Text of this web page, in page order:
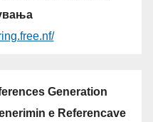
Generation
e Referencave